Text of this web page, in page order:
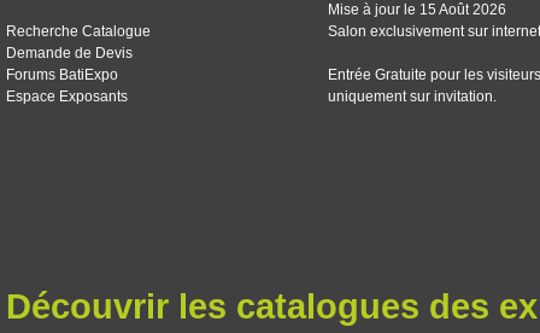
Recherche Catalogue
Demande de Devis
Forums BatiExpo
Espace Exposants
Mise à jour le 15 Août 2026
Salon exclusivement sur internet
Entrée Gratuite pour les visiteurs
uniquement sur invitation.
Découvrir les catalogues des